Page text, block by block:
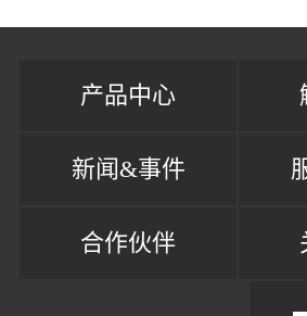
产品中心
新闻&事件
合作伙伴